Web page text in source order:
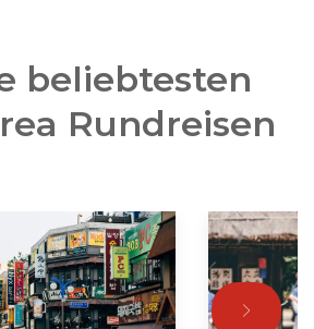
beliebtesten
Rundreisen